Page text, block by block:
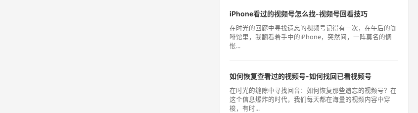
iPhone看过的视频号怎么找-视频号回看技巧
在时光的回廊中寻找遗忘的视频号记得有一次，在午后的咖
啡馆里，我翻看着手中的iPhone，突然间，一阵莫名的惆
怅...
如何恢复查看过的视频号-如何找回已看视频号
在时光的缝隙中寻找回音：如何恢复那些遗忘的视频号？在
这个信息爆炸的时代，我们每天都在海量的视频内容中穿
梭，有时...